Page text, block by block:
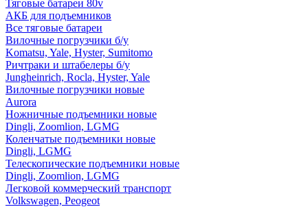
Тяговые батареи 80v
АКБ для подъемников
Все тяговые батареи
Вилочные погрузчики б/у
Komatsu, Yale, Hyster, Sumitomo
Ричтраки и штабелеры б/у
Jungheinrich, Rocla, Hyster, Yale
Вилочные погрузчики новые
Aurora
Ножничные подъемники новые
Dingli, Zoomlion, LGMG
Коленчатые подъемники новые
Dingli, LGMG
Телескопические подъемники новые
Dingli, Zoomlion, LGMG
Легковой коммерческий транспорт
Volkswagen, Peogeot